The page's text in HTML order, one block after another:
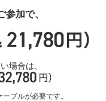
加で、
場合は、
ブルが必要です。